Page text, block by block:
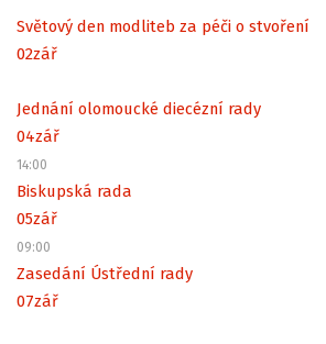
Světový den modliteb za péči o stvoření
02zář
Jednání olomoucké diecézní rady
04zář
14:00
Biskupská rada
05zář
09:00
Zasedání Ústřední rady
07zář